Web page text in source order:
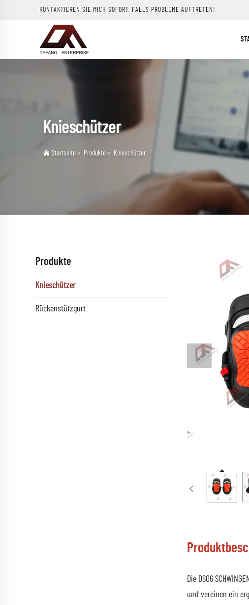
KONTAKTIEREN SIE MICH SOFORT, FALLS PROBLEME AUFTRETEN!
Knieschützer
Startseite > Produkte > Knieschützer
Produkte
Knieschützer
Rückenstützgurt
Die DS06
und vereinen ein